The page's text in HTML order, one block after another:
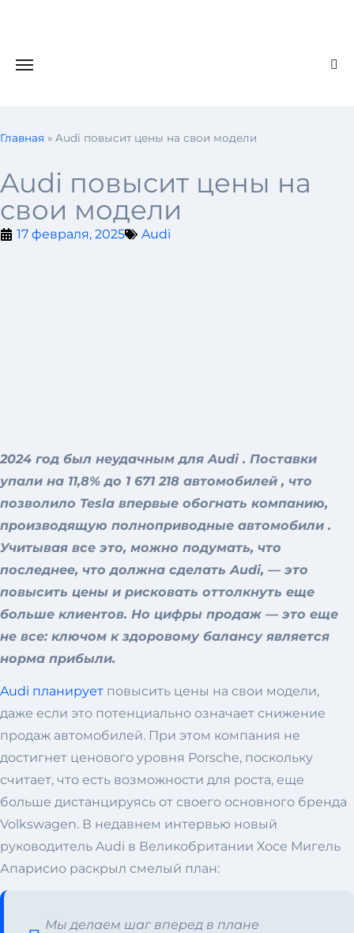
Главная » Audi повысит цены на свои модели
Audi повысит цены на
свои модели
17 февраля, 2025 Audi
2024 год был неудачным для Audi . Поставки
упали на 11,8% до 1 671 218 автомобилей , что
позволило Tesla впервые обогнать компанию,
производящую полноприводные автомобили .
Учитывая все это, можно подумать, что
последнее, что должна сделать Audi, — это
повысить цены и рисковать оттолкнуть еще
больше клиентов. Но цифры продаж — это еще
не все: ключом к здоровому балансу является
норма прибыли.
Audi планирует повысить цены на свои модели,
даже если это потенциально означает снижение
продаж автомобилей. При этом компания не
достигнет ценового уровня Porsche, поскольку
считает, что есть возможности для роста, еще
больше дистанцируясь от своего основного бренда
Volkswagen. В недавнем интервью новый
руководитель Audi в Великобритании Хосе Мигель
Апарисио раскрыл смелый план:
Мы делаем шаг вперед в плане